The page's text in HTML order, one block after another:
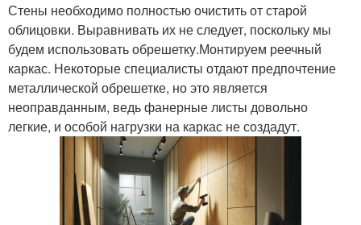
Стены необходимо полностью очистить от старой
облицовки. Выравнивать их не следует, поскольку мы
будем использовать обрешетку.Монтируем реечный
каркас. Некоторые специалисты отдают предпочтение
металлической обрешетке, но это является
неоправданным, ведь фанерные листы довольно
легкие, и особой нагрузки на каркас не создадут.